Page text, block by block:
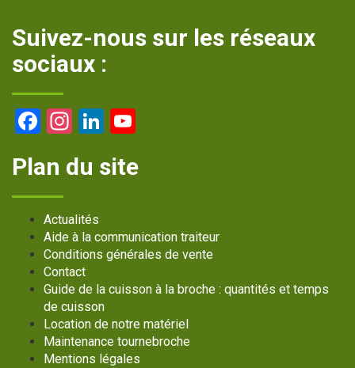
Suivez-nous sur les réseaux
sociaux :
Facebook
Instagram
LinkedIn
Plan du site
Actualités
Aide à la communication traiteur
Conditions générales de vente
Contact
Guide de la cuisson à la broche : quantités et temps
de cuisson
Location de notre matériel
Maintenance tournebroche
Mentions légales